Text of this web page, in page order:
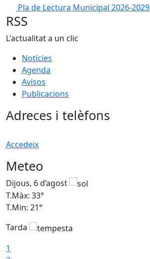
Pla de Lectura Municipal 2026-2029
RSS
L'actualitat a un clic
Notícies
Agenda
Avisos
Publicacions
Adreces i telèfons
Accedeix
Meteo
Dijous, 6 d’agost
T.Màx: 33°
T.Min: 21°
Tarda
1